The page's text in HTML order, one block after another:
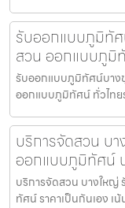
รับออกแบบภูมิทั
สวน ออกแบบภูมิ
รับออกแบบภูมิทัศน์บาง
ออกแบบภูมิทัศน์ ทั่วไทย
บริการจัดสวน บ
ออกแบบภูมิทัศน์
บริการจัดสวน บางให
ทัศน์ ราคาเป็นกันเอง